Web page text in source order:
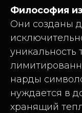
Философия
Они созданы
уникальность
нарды
нуждается в
хранящий